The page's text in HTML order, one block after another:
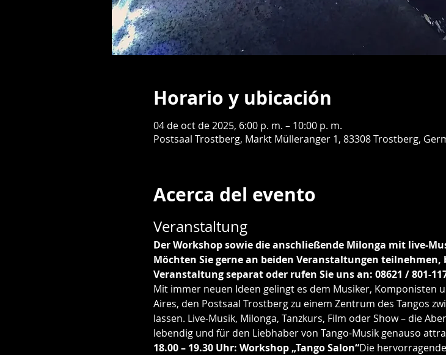
Horario y ubicación
04 de oct de 2025, 6:00 p. m. – 10:00 p. m.
Postsaal Trostberg, Markt Mülleranger 1, 83308 Trostberg,
Acerca del evento
Veranstaltung
Der Workshop sowie die anschließende Milonga mit live-
Möchten Sie gerne an beiden Veranstaltungen teilnehmen,
Veranstaltung separat oder rufen Sie uns an: 08621 / 801-
Mit immer neuen Ideen gelingt es dem Musiker, Komponisten
Aires, den Postsaal Trostberg zu einem Zentrum des Tangos
lassen. Live-Musik, Milonga, Tanzkurs, Film oder Show – die
lebendig und für den Liebhaber von Tango-Musik genauso
18.00 – 19.30 Uhr: Workshop „Tango Salon“Die